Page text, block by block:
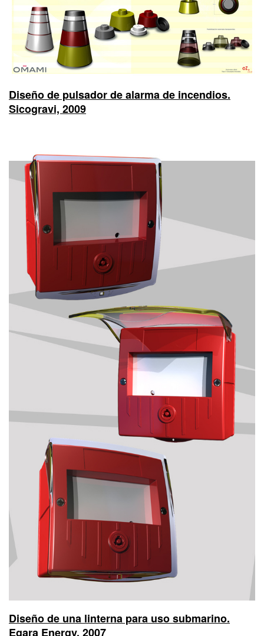
Diseño de pulsador de alarma de incendios.
Sicogravi, 2009
Diseño de una linterna para uso submarino.
Egara Energy, 2007